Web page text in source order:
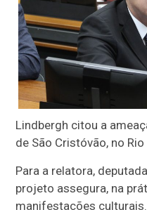
Lindbergh citou a
de São Cristóvão, no Rio
Para a relatora,
projeto assegura, na
manifestações